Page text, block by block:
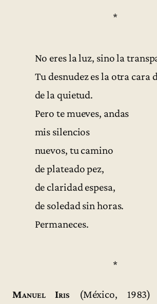
*
No eres la luz, sino la
Tu desnudez es la otra cara
de la quietud.
Pero te mueves, andas
mis silencios
nuevos, tu camino
de plateado pez,
de claridad espesa,
de soledad sin horas.
Permaneces.
*
Manuel Iris (México,